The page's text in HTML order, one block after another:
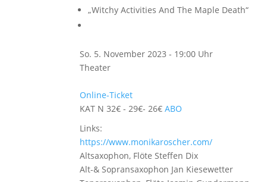
„Witchy Activities And The Maple Death“
So. 5. November 2023 - 19:00 Uhr
Theater
Online-Ticket
KAT N 32€ - 29€- 26€ABO
Links:
https://www.monikaroscher.com/
Altsaxophon, Flöte Steffen Dix
Alt-& Sopransaxophon Jan Kiesewetter